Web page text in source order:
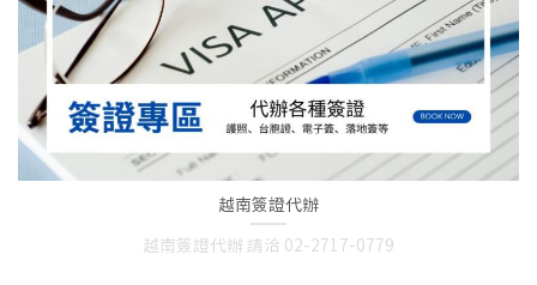
越南簽證代辦
越南簽證代辦 請洽 02-2717-0779